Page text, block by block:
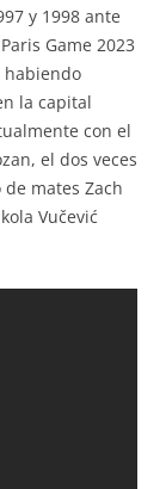
y 1998 ante
Game 2023
habiendo
la capital
con el
el dos veces
mates Zach
Vučević